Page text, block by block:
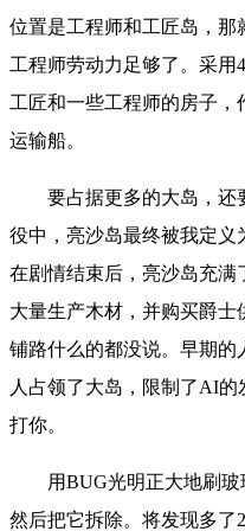
位置是工程师和工匠岛，那
工程师劳动力足够了。采用
工匠和一些工程师的房子，
运输船。
要占据更多的大岛，还
役中，亮沙岛最终被我定
在剧情结束后，亮沙岛充满
大量生产木材，并购买爵
铺路什么的都没说。早期的
人占领了大岛，限制了AI
打你。
用BUG光明正大地刷
然后把它拆除。将发现多了